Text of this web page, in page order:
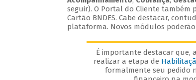
seguir). O Portal do Cliente também
Cartão BNDES. Cabe destacar,
plataforma. Novos módulos
É importante destacar que,
realizar a etapa de
formalmente seu pedido